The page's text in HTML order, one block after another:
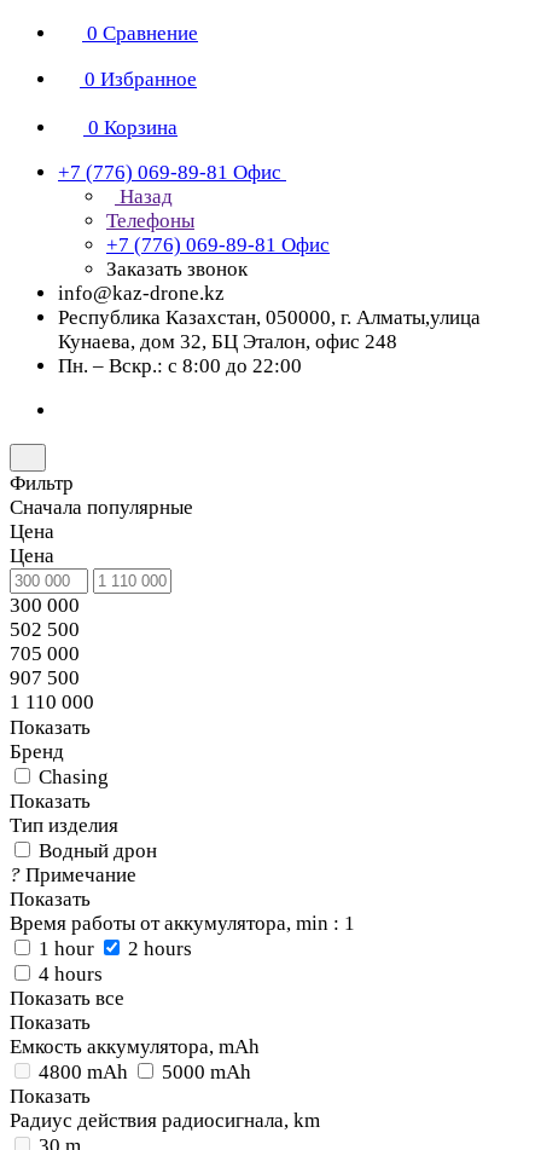
0 Сравнение
0 Избранное
0 Корзина
+7 (776) 069-89-81 Офис
Назад
Телефоны
+7 (776) 069-89-81 Офис
Заказать звонок
info@kaz-drone.kz
Республика Казахстан, 050000, г. Алматы,улица
Кунаева, дом 32, БЦ Эталон, офис 248
Пн. – Вскр.: с 8:00 до 22:00
Фильтр
Сначала популярные
Цена
Цена
300 000
502 500
705 000
907 500
1 110 000
Показать
Бренд
Chasing
Показать
Тип изделия
Водный дрон
? Примечание
Показать
Время работы от аккумулятора, min : 1
1 hour
2 hours
4 hours
Показать все
Показать
Емкость аккумулятора, mAh
4800 mAh
5000 mAh
Показать
Радиус действия радиосигнала, km